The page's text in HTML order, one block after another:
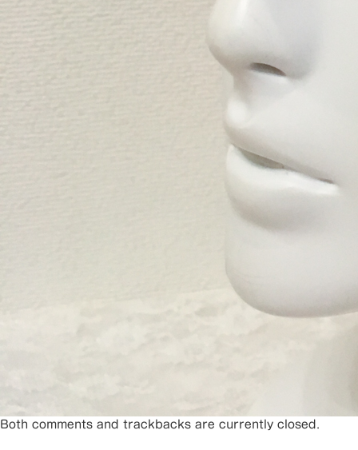
Both comments and trackbacks are currently closed.